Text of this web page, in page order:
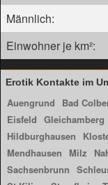
Männlich:
Einwohner je km²:
Erotik Kontakte im
Auengrund Bad
Eisfeld Gleichamberg
Hildburghausen
Mendhausen
Milz
Sachsenbrunn